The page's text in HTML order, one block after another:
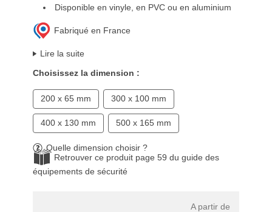
Disponible en vinyle, en PVC ou en aluminium
Fabriqué en France
Lire la suite
Choisissez la dimension :
200 x 65 mm 300 x 100 mm
400 x 130 mm 500 x 165 mm
Quelle dimension choisir ?
Retrouver ce produit page 59 du guide des
équipements de sécurité
A partir de